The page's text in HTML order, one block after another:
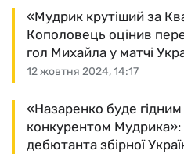
12 жовтня 2024, 14:17
«Мудрик крутіший за
Кополовець оцінив
гол Михайла у матчі
«Назаренко буде гідним
конкурентом
дебютанта збірної